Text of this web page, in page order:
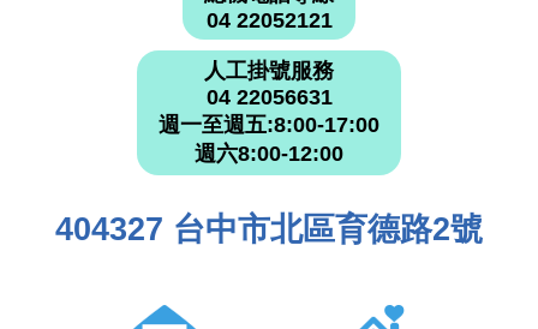
04 22052121
人工掛號服務
04 22056631
週一至週五:8:00-17:00
週六8:00-12:00
404327 台中市北區育德路2號